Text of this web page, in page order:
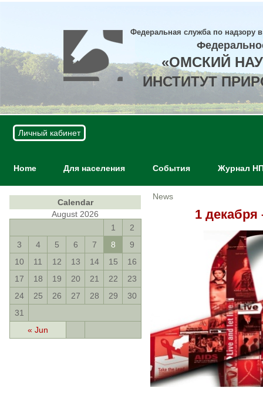
Федеральная служба по надзору
«ОМСКИЙ
ИНСТИТУТ
Личный кабинет
Home Для населения События Журнал
Calendar
August 2026
« Jun
1
2
3
4 5 6 7 8
9
10
11 12 13 14 15
16
17
18 19 20 21 22
23
24
25 26 27 28 29
30
31
News
1